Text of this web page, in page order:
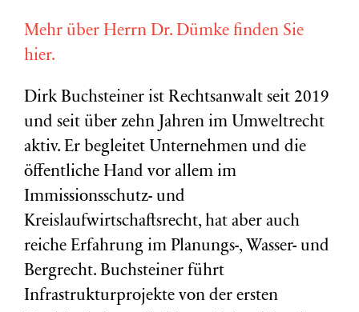
Mehr über Herrn Dr. Dümke finden Sie
hier.
Dirk Buchsteiner ist Rechtsanwalt seit 2019
und seit über zehn Jahren im Umweltrecht
aktiv. Er begleitet Unternehmen und die
öffentliche Hand vor allem im
Immissionsschutz- und
Kreislaufwirtschaftsrecht, hat aber auch
reiche Erfahrung im Planungs-, Wasser- und
Bergrecht. Buchsteiner führt
Infrastrukturprojekte von der ersten